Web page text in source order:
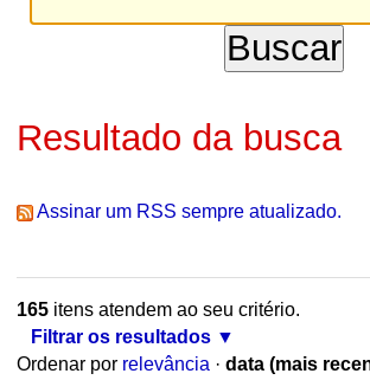
Resultado da busca
Assinar um RSS sempre atualizado.
165itens atendem ao seu critério.
Filtrar os resultados
Ordenar por relevância · data (mais